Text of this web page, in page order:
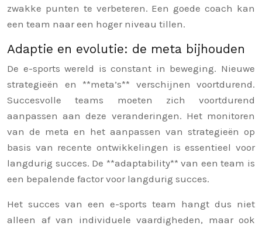
zwakke punten te verbeteren. Een goede coach kan
een team naar een hoger niveau tillen.
Adaptie en evolutie: de meta bijhouden
De e-sports wereld is constant in beweging. Nieuwe
strategieën en **meta’s** verschijnen voortdurend.
Succesvolle teams moeten zich voortdurend
aanpassen aan deze veranderingen. Het monitoren
van de meta en het aanpassen van strategieën op
basis van recente ontwikkelingen is essentieel voor
langdurig succes. De **adaptability** van een team is
een bepalende factor voor langdurig succes.
Het succes van een e-sports team hangt dus niet
alleen af van individuele vaardigheden, maar ook